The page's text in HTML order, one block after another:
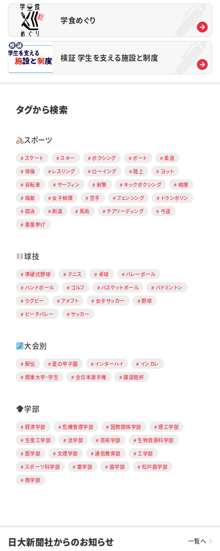
学食めぐり
検証 学生を支える施設と制度
タグから検索
スポーツ
スケート スキー ボクシング ボート
柔道
体操
レスリング ローイング 陸上
ヨット
自転車
サーフィン 射撃 キックボクシング
相撲
端艇
女子相撲 空手 フェンシング
トランポリン
競泳
剣道 馬術 チアリーディング
弓道
重量挙げ
球技
準硬式野球 テニス 卓球
バレーボール
ハンドボール
ゴルフ バスケットボール
バドミントン
ラグビー
アメフト 女子サッカー
野球
ビーチバレー
サッカー
大会別
駅伝 夏の甲子園 インターハイ
インカレ
関東大学・学生
全日本選手権 講道館杯
学部
経済学部 危機管理学部 国際関係学部
理工学部
生産工学部
法学部 芸術学部
生物資源科学部
医学部
文理学部 通信教育部
工学部
スポーツ科学部
薬学部 歯学部
松戸歯学部
商学部
日大新聞社からのお知らせ 一覧へ